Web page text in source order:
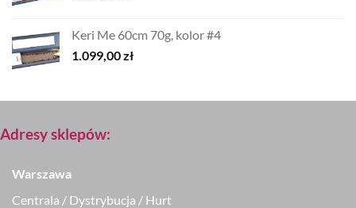
Keri Me 60cm 70g, kolor #4
1.099,00zł
Adresy sklepów:
Warszawa
Centrala / Dystrybucja / Hurt